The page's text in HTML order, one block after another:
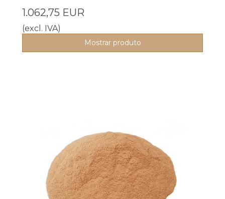
1.062,75 EUR
(excl. IVA)
Mostrar produto